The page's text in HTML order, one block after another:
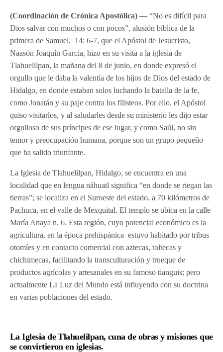
(Coordinación de Crónica Apostólica) — “No es difícil para
Dios salvar con muchos o con pocos”, alusión bíblica de la
primera de Samuel, 14: 6-7, que el Apóstol de Jesucristo,
Naasón Joaquín García, hizo en su visita a la iglesia de
Tlahuelilpan, la mañana del 8 de junio, en donde expresó el
orgullo que le daba la valentía de los hijos de Dios del estado de
Hidalgo, en donde estaban solos luchando la batalla de la fe,
como Jonatán y su paje contra los filisteos. Por ello, el Apóstol
quiso visitarlos, y al saludarles desde su ministerio les dijo estar
orgulloso de sus príncipes de ese lugar, y como Saúl, no sin
temor y preocupación humana, porque son un grupo pequeño
que ha salido triunfante.
La Iglesia de Tlahuelilpan, Hidalgo, se encuentra en una
localidad que en lengua náhuatl significa “en donde se riegan las
tierras”; se localiza en el Suroeste del estado, a 70 kilómetros de
Pachuca, en el valle de Mexquital. El templo se ubica en la calle
María Anaya n. 6. Esta región, cuyo potencial económico es la
agricultura, en la época prehispánica estuvo habitado por tribus
otomíes y en contacto comercial con aztecas, toltecas y
chichimecas, facilitando la transculturación y trueque de
productos agrícolas y artesanales en su famoso tianguis; pero
actualmente La Luz del Mundo está influyendo con su doctrina
en varias poblaciones del estado.
La Iglesia de Tlahuelilpan, cuna de obras y misiones que
se convirtieron en iglesias.